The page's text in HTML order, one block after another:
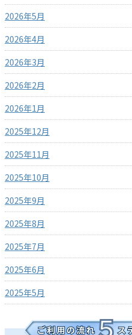
2026年5月
2026年4月
2026年3月
2026年2月
2026年1月
2025年12月
2025年11月
2025年10月
2025年9月
2025年8月
2025年7月
2025年6月
2025年5月